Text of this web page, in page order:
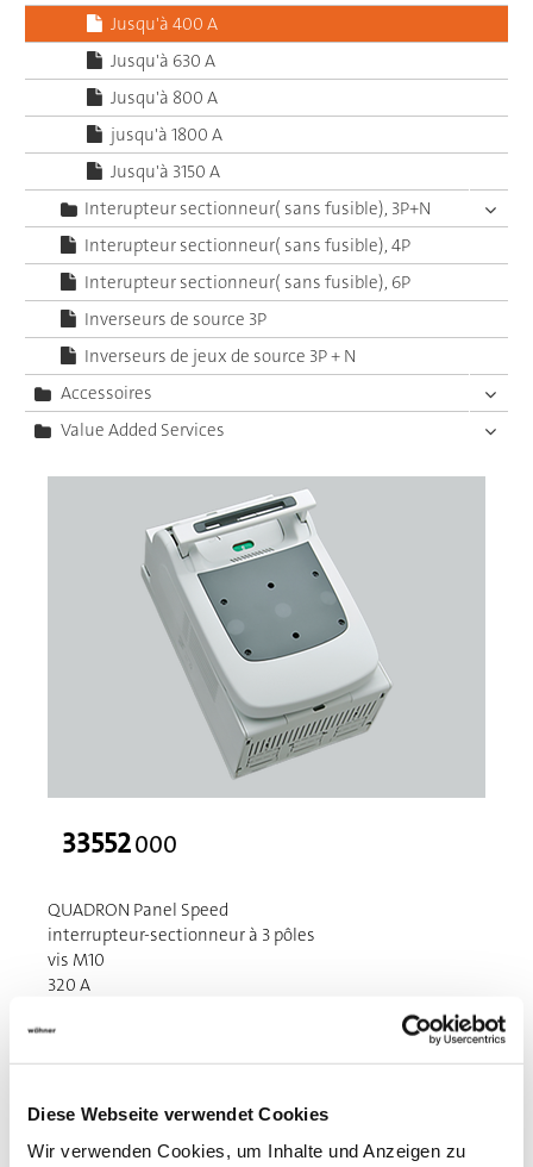
Diese Webseite verwendet Cookies
Wir verwenden Cookies, um Inhalte und Anzeigen zu
Jusqu'à 400 A
Jusqu'à 630 A
Jusqu'à 800 A
jusqu'à 1800 A
Jusqu'à 3150 A
Interupteur sectionneur( sans fusible), 3P+N
Interupteur sectionneur( sans fusible), 4P
Interupteur sectionneur( sans fusible), 6P
Inverseurs de source 3P
Inverseurs de jeux de source 3P + N
Accessoires
Value Added Services
33552000
QUADRON Panel Speed
interrupteur-sectionneur à 3 pôles
vis M10
320 A